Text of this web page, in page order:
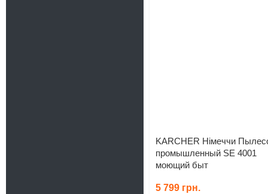
KARCHER Нiмеччи
промышленный SE 4001
моющий быт
5 799 грн.